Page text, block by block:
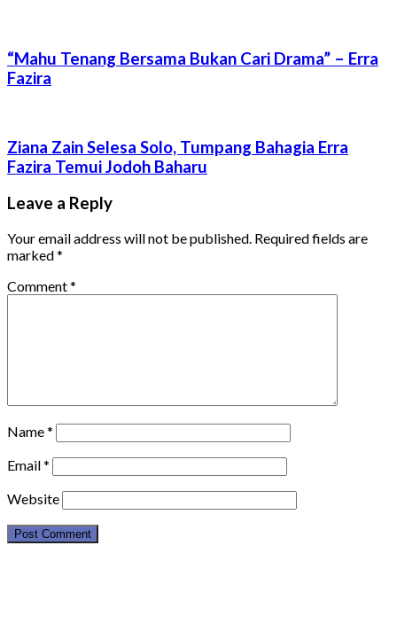
“Mahu Tenang Bersama Bukan Cari Drama” – Erra
Fazira
Ziana Zain Selesa Solo, Tumpang Bahagia Erra
Fazira Temui Jodoh Baharu
Leave a Reply
Your email address will not be published. Required fields are
marked*
Comment*
Name*
Email*
Website